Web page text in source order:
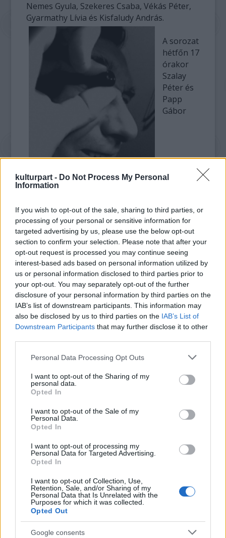
kulturpart - Do Not Process My Personal
Information
If you wish to opt-out of the sale, sharing to third parties, or
processing of your personal or sensitive information for
targeted advertising by us, please use the below opt-out
section to confirm your selection. Please note that after your
opt-out request is processed you may continue seeing
interest-based ads based on personal information utilized by
us or personal information disclosed to third parties prior to
your opt-out. You may separately opt-out of the further
disclosure of your personal information by third parties on the
IAB’s list of downstream participants. This information may
also be disclosed by us to third parties on the IAB’s List of
Downstream Participants that may further disclose it to other
Please note that this website/app uses one or more Google
not limited to your visit or usage behaviour. You may click to
grant or deny consent to Google and its third-party tags to
use your data for below specified purposes in below Google
consent section.
Personal Data Processing Opt Outs
I want to opt-out of the Sharing of my
personal data.
Opted In
I want to opt-out of the Sale of my
Personal Data.
Opted In
I want to opt-out of processing my
Personal Data for Targeted Advertising.
Opted In
I want to opt-out of Collection, Use,
Retention, Sale, and/or Sharing of my
Personal Data that Is Unrelated with the
Purposes for which it was collected.
Opted Out
Google consents
Nemes Gyula, Szekeres Csaba, Vékás Péter,
Gyarmathy Lívia és Kisfaludy András.
A sorozat
hétfőn 17
órakor
Szalay
Péter és
Papp
Gábor
Zsigmond egy-egy filmjével kezdődik.
Elsőként a Nomád Pláza - Három vándor című
dokumentumfilmet vetítik, amely egy roma
származású vidámparkos, egy furulyakészítő
és egy fotós történetén keresztül mutatja be,
hogyan viszonyulnak a hagyományokhoz és
az élethez. Ezt követően a Kémek a
porfészekben - Rimner Gábor története című
alkotást nézhetik meg az érdeklődők. A
dokumentumfilmben arról is kérdezték az
alkotókkal lehet beszélgetni.
A sorozat következő vetítésein bemutatják
például Almási Tamás nemrég debütált
alkotását, a Puskás Hungaryt; a dél-budai
Kopaszi-gát sokat vitatott átépítésének
történetét bemutató, többszörösen díjazott
Letűnt világ című filmet, amely Nemes Gyula
munkája.
Film Magyar film